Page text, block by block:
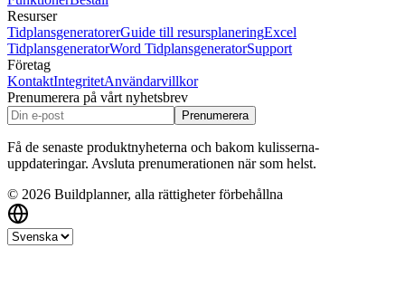
Resurser
TidplansgeneratorerGuide till resursplaneringExcel
TidplansgeneratorWord TidplansgeneratorSupport
Företag
KontaktIntegritetAnvändarvillkor
Prenumerera på vårt nyhetsbrev
Prenumerera
Få de senaste produktnyheterna och bakom kulisserna-
uppdateringar. Avsluta prenumerationen när som helst.
© 2026 Buildplanner, alla rättigheter förbehållna